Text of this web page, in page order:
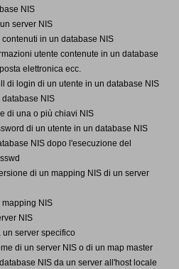
NIS
server NIS
in un database NIS
utente contenute in un database
elettronica ecc.
di login di un utente in un database NIS
NIS
di una o più chiavi NIS
di un utente in un database NIS
NIS dopo l'esecuzione del
di un mapping NIS di un server
NIS
NIS
un server specifico
di un server NIS o di un map master
NIS da un server all'host locale